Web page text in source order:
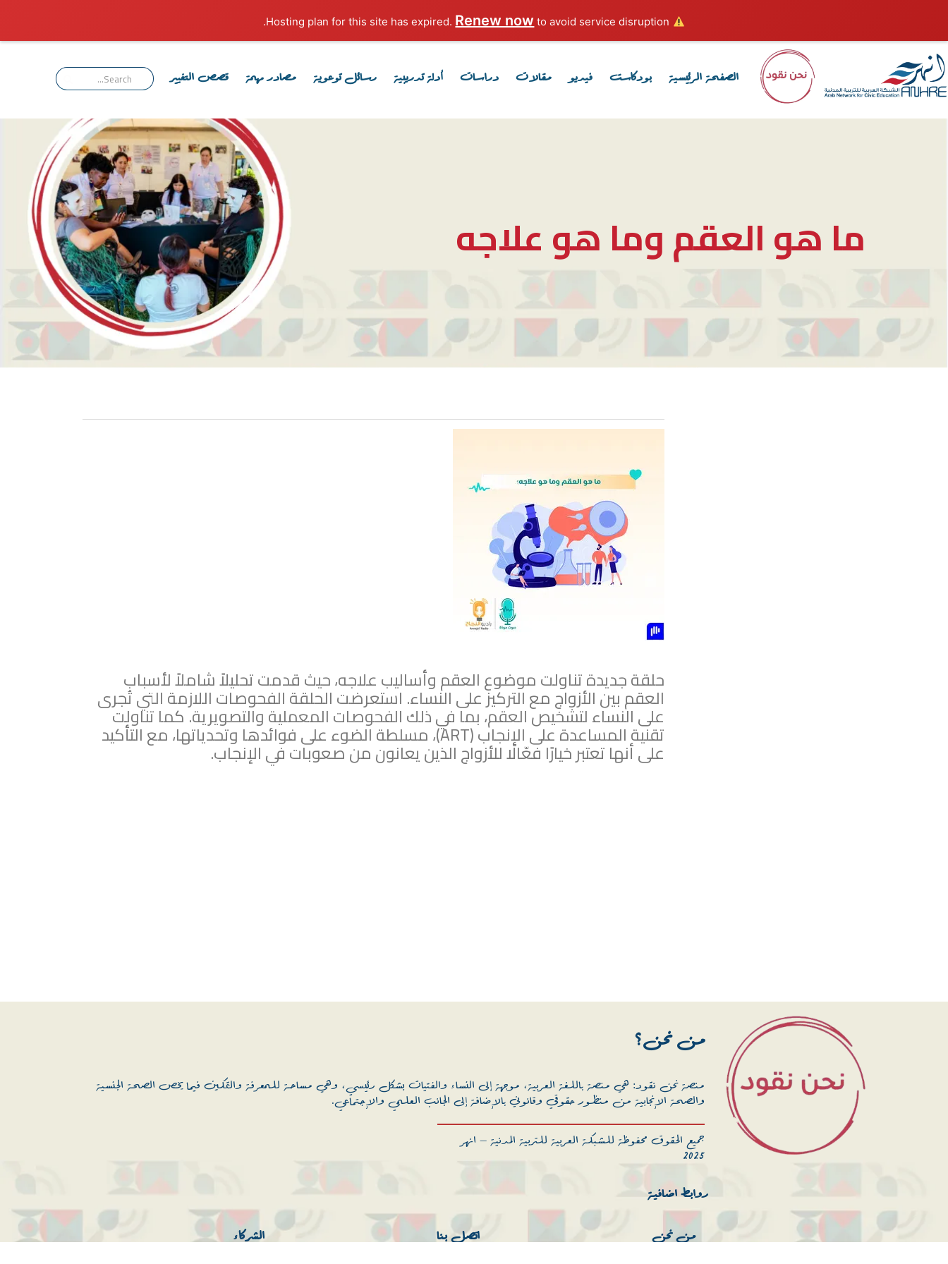
Renew now to avoid service disruption.
قصص التغيير مصادر مهمة رسائل توعوية أدلة تدريبية دراسات مقالات فيديو بودكاست الصفحة الرئيسية
ما هو العقم وما هو علاجه
حلقة جديدة تناولت موضوع العقم وأساليب علاجه، حيث قدمت تحليلاً شاملاً لأسباب
العقم بين الأزواج مع التركيز على النساء. استعرضت الحلقة الفحوصات اللازمة التي تُجرى
على النساء لتشخيص العقم، بما في ذلك الفحوصات المعملية والتصويرية. كما تناولت
تقنية المساعدة على الإنجاب (ART)، مسلطة الضوء على فوائدها وتحدياتها، مع التأكيد
على أنها تعتبر خيارًا فعّالًا للأزواج الذين يعانون من صعوبات في الإنجاب.
من نحن؟
منصة نحن نقود: هي منصة باللغة العربية، موجهة إلى النساء والفتيات بشكل رئيسي، وهي مساحة للمعرفة والتمكين فيما يخص الصحة الجنسية
والصحة الإنجابية من منظور حقوقي وقانوني بالإضافة إلى الجانب العلمي والإجتماعي.
جميع الحقوق محفوظة للشبكة العربية للتربية المدنية – انهر
2025
روابط اضافية
من نحن اتصل بنا الشركاء